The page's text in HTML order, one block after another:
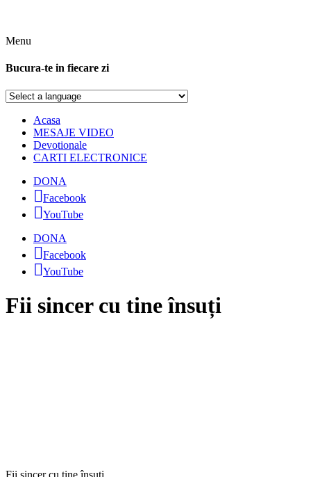
Menu
Bucura-te in fiecare zi
Acasa
MESAJE VIDEO
Devotionale
CARTI ELECTRONICE
DONA
Facebook
YouTube
DONA
Facebook
YouTube
Fii sincer cu tine însuți